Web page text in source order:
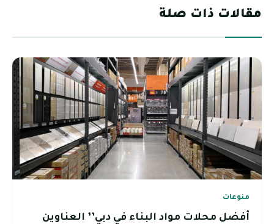
مقالات ذات صلة
منوعات
أفضل محلات مواد البناء في دبي’’ العناوين